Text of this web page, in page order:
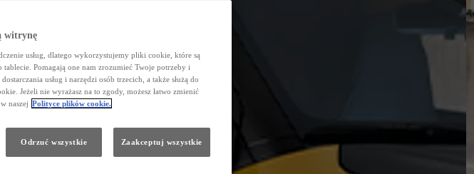
witrynę
usług, dlatego wykorzystujemy pliki cookie, które są
Pomagają one nam zrozumieć Twoje potrzeby i
usług i narzędzi osób trzecich, a także służą do
Jeżeli nie wyrażasz na to zgody, możesz łatwo zmienić
naszej Polityce plików cookie.
Odrzuć wszystkie Zaakceptuj wszystkie